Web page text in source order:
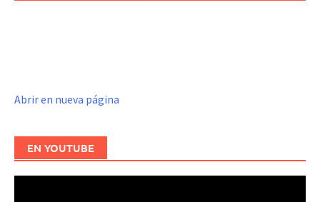
Abrir en nueva página
EN YOUTUBE